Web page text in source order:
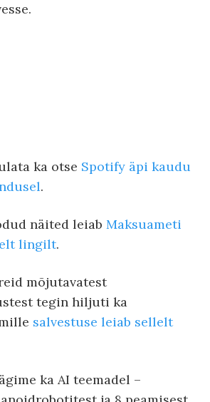
ka otse Spotify äpi kaudu
.
näited leiab ⁠Maksuameti
lingilt⁠.
mõjutavatest
tegin hiljuti ka
⁠salvestuse leiab sellelt
ka AI teemadel –